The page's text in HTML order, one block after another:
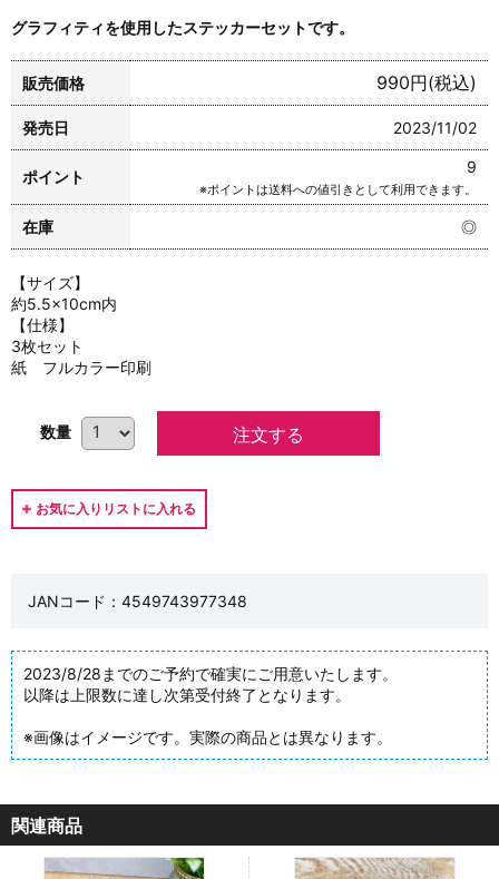
グラフィティを使用したステッカーセットです。
販売価格 990円(税込)
発売日 2023/11/02
ポイント
9
※ポイントは送料への値引きとして利用できます。
在庫 ◎
【サイズ】
約5.5×10cm内
【仕様】
3枚セット
紙 フルカラー印刷
数量
JANコード：4549743977348
2023/8/28までのご予約で確実にご用意いたします。
以降は上限数に達し次第受付終了となります。
※画像はイメージです。実際の商品とは異なります。
関連商品